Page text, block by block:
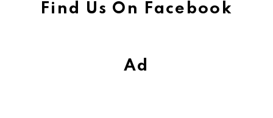
Find Us On Facebook
Ad